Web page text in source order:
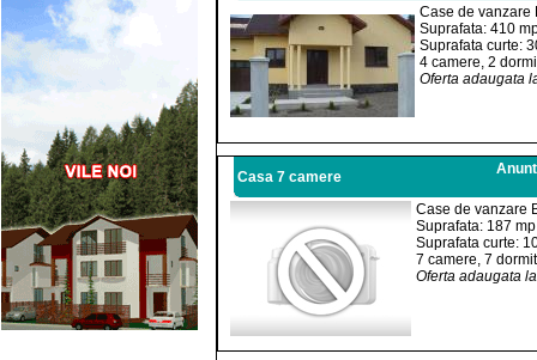
Case de vanzare
Suprafata: 410
Suprafata curte:
4 camere, 2
Oferta adaugata
Casa 7 camere
Case de vanzare
Suprafata: 187 mp
Suprafata curte:
7 camere, 7
Oferta adaugata